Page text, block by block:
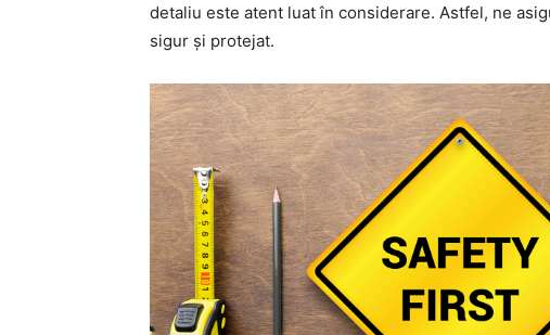
detaliu este atent luat în considerare. Astfel, ne
sigur și protejat.